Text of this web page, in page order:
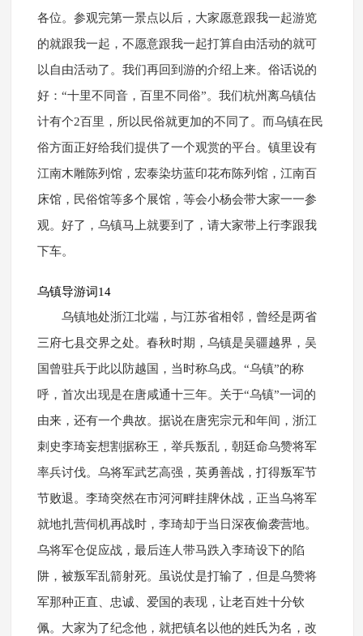
各位。参观完第一景点以后，大家愿意跟我一起游览
的就跟我一起，不愿意跟我一起打算自由活动的就可
以自由活动了。我们再回到游的介绍上来。俗话说的
好：“十里不同音，百里不同俗”。我们杭州离乌镇估
计有个2百里，所以民俗就更加的不同了。而乌镇在民
俗方面正好给我们提供了一个观赏的平台。镇里设有
江南木雕陈列馆，宏泰染坊蓝印花布陈列馆，江南百
床馆，民俗馆等多个展馆，等会小杨会带大家一一参
观。好了，乌镇马上就要到了，请大家带上行李跟我
下车。
乌镇导游词14
乌镇地处浙江北端，与江苏省相邻，曾经是两省
三府七县交界之处。春秋时期，乌镇是吴疆越界，吴
国曾驻兵于此以防越国，当时称乌戌。“乌镇”的称
呼，首次出现是在唐咸通十三年。关于“乌镇”一词的
由来，还有一个典故。据说在唐宪宗元和年间，浙江
刺史李琦妄想割据称王，举兵叛乱，朝廷命乌赞将军
率兵讨伐。乌将军武艺高强，英勇善战，打得叛军节
节败退。李琦突然在市河河畔挂牌休战，正当乌将军
就地扎营伺机再战时，李琦却于当日深夜偷袭营地。
乌将军仓促应战，最后连人带马跌入李琦设下的陷
阱，被叛军乱箭射死。虽说仗是打输了，但是乌赞将
军那种正直、忠诚、爱国的表现，让老百姓十分钦
佩。大家为了纪念他，就把镇名以他的姓氏为名，改